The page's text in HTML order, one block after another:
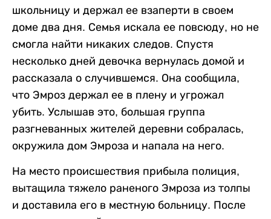
школьницу и держал ее взаперти в своем
доме два дня. Семья искала ее повсюду, но не
смогла найти никаких следов. Спустя
несколько дней девочка вернулась домой и
рассказала о случившемся. Она сообщила,
что Эмроз держал ее в плену и угрожал
убить. Услышав это, большая группа
разгневанных жителей деревни собралась,
окружила дом Эмроза и напала на него.
На место происшествия прибыла полиция,
вытащила тяжело раненого Эмроза из толпы
и доставила его в местную больницу. После